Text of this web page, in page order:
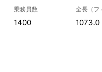
乗務員数
1400
全長（フ
1073.0